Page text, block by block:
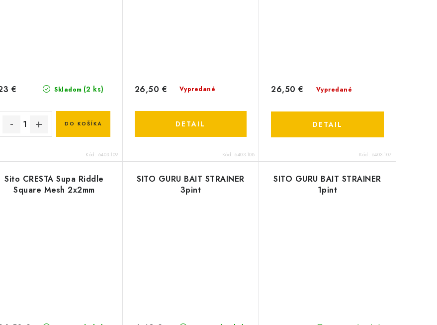
Skladom (2 ks)
€
DO KOŠÍKA
Kód: 6403-109
Vypredané
26,50 €
DETAIL
Kód:6403-108
Vypredané
26,50 €
DETAIL
Kód: 6403-107
Sito CRESTA Supa Riddle
Square Mesh 2x2mm
SITO GURU BAIT STRAINER
3pint
SITO GURU BAIT STRAINER
1pint